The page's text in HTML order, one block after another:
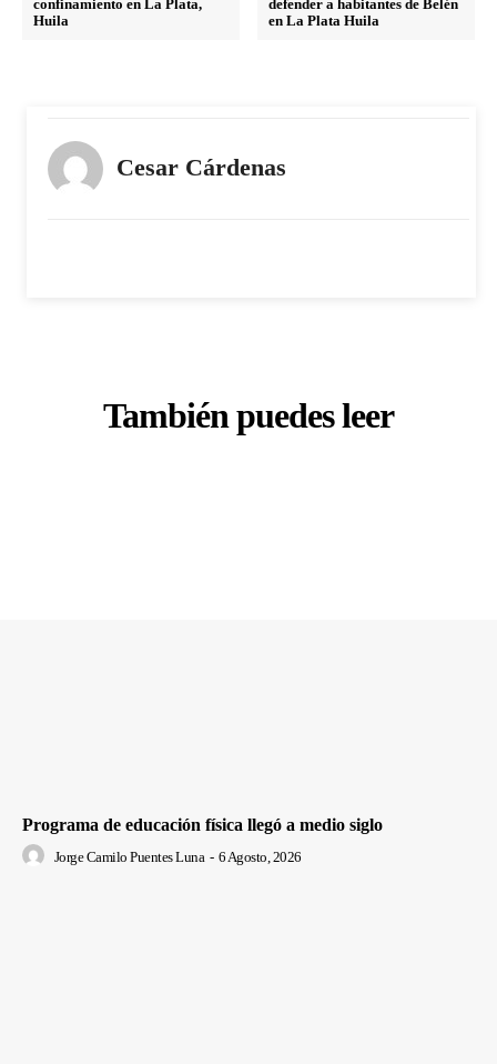
confinamiento en La Plata,
Huila
defender a habitantes de Belén
en La Plata Huila
Cesar Cárdenas
También puedes leer
Programa de educación física llegó a medio siglo
Jorge Camilo Puentes Luna - 6 Agosto, 2026